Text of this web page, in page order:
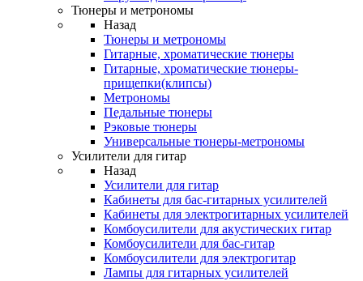
Тюнеры и метрономы
Назад
Тюнеры и метрономы
Гитарные, хроматические тюнеры
Гитарные, хроматические тюнеры-
прищепки(клипсы)
Метрономы
Педальные тюнеры
Рэковые тюнеры
Универсальные тюнеры-метрономы
Усилители для гитар
Назад
Усилители для гитар
Кабинеты для бас-гитарных усилителей
Кабинеты для электрогитарных усилителей
Комбоусилители для акустических гитар
Комбоусилители для бас-гитар
Комбоусилители для электрогитар
Лампы для гитарных усилителей